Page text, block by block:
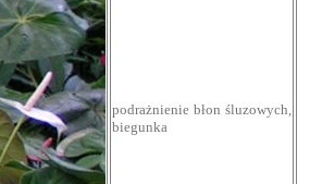
podrażnienie błon śluzowych,
biegunka